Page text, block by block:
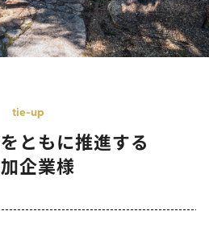
ともに推進する
企業様
tie-up